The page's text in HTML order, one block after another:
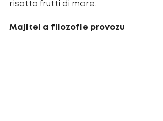
risotto frutti di mare.
Majitel a filozofie provozu